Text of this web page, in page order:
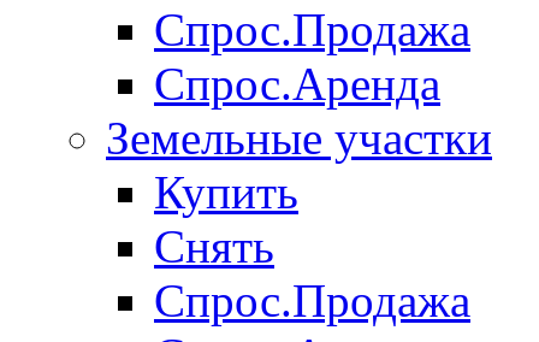
Спрос.Продажа
Спрос.Аренда
Земельные участки
Купить
Снять
Спрос.Продажа